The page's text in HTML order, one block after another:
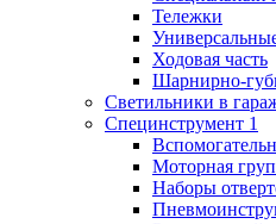
Тележки
Ходовая часть
Шарнирно-
Светильники в
Специнструмент 1
Моторная
Наборы